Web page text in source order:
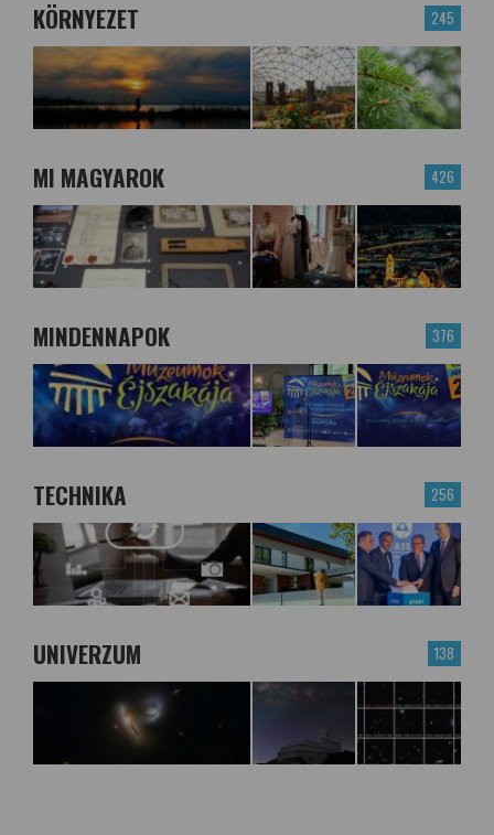
245
KÖRNYEZET
426
MI MAGYAROK
376
MINDENNAPOK
256
TECHNIKA
138
UNIVERZUM